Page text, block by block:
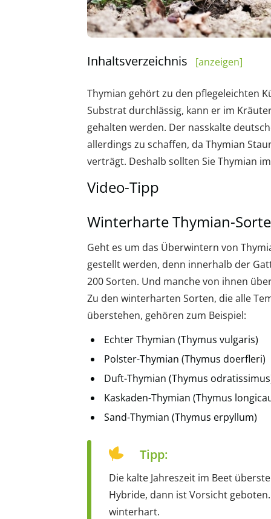
Inhaltsverzeichnis [anzeigen]
Thymian gehört zu den pflegeleichten
Substrat durchlässig, kann er im
gehalten werden. Der nasskalte
allerdings zu schaffen, da Thymian
verträgt. Deshalb sollten Sie Thymian
Video-Tipp
Winterharte Thymian-
Geht es um das Überwintern von
gestellt werden, denn innerhalb der
200 Sorten. Und manche von ihnen
Zu den winterharten Sorten, die alle
überstehen, gehören zum Beispiel:
Echter Thymian (Thymus vulgaris)
Polster-Thymian (Thymus doerfleri)
Duft-Thymian (Thymus
Kaskaden-Thymian (Thymus
Sand-Thymian (Thymus erpyllum)
Tipp:
Die kalte Jahreszeit im Beet
Hybride, dann ist Vorsicht
winterhart.